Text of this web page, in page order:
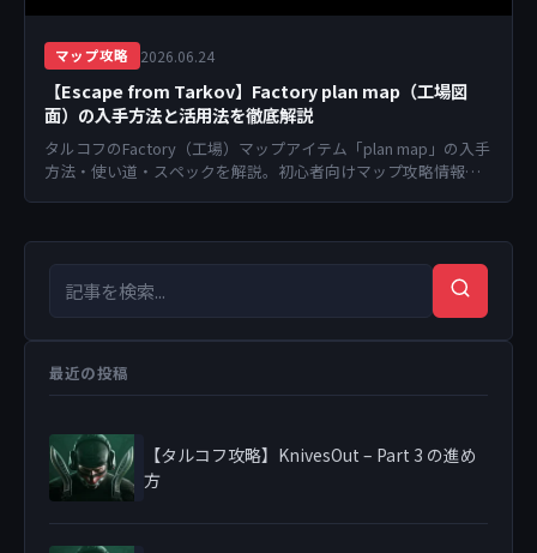
マップ攻略 2026.06.24
【Escape from Tarkov】Factory plan map（工場図
面）の入手方法と活用法を徹底解説
タルコフのFactory（工場）マップアイテム「plan map」の入手
方法・使い道・スペックを解説。初心者向けマップ攻略情報も
検索キーワード
最近の投稿
【タルコフ攻略】KnivesOut – Part 3 の進め
方